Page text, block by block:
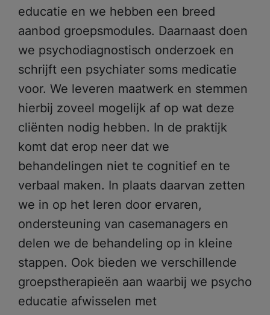
educatie en we hebben een breed
aanbod groepsmodules. Daarnaast doen
we psychodiagnostisch onderzoek en
schrijft een psychiater soms medicatie
voor. We leveren maatwerk en stemmen
hierbij zoveel mogelijk af op wat deze
cliënten nodig hebben. In de praktijk
komt dat erop neer dat we
behandelingen niet te cognitief en te
verbaal maken. In plaats daarvan zetten
we in op het leren door ervaren,
ondersteuning van casemanagers en
delen we de behandeling op in kleine
stappen. Ook bieden we verschillende
groepstherapieën aan waarbij we psycho
educatie afwisselen met